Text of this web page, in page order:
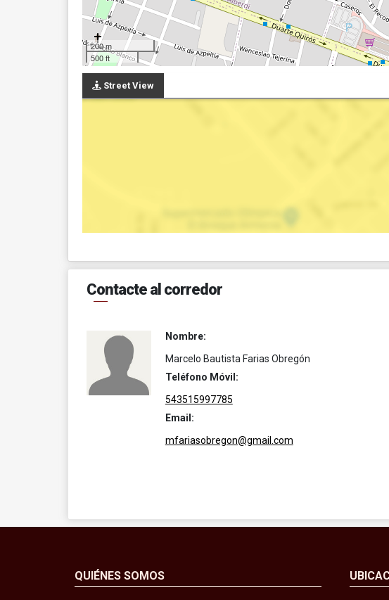
200 m
500 ft
Street View
Contacte al corredor
Nombre:
Marcelo Bautista Farias Obregón
Teléfono Móvil:
543515997785
Email:
mfariasobregon@gmail.com
QUIÉNES SOMOS